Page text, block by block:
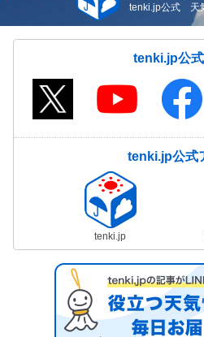
tenki.jp公式 天
tenki.jp公
tenki.jp公式
tenki.jp